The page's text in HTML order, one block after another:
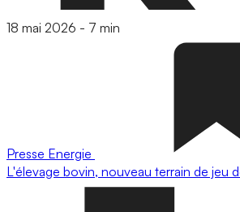
18 mai 2026 - 7 min
Presse Energie
L'élevage bovin, nouveau terrain de jeu